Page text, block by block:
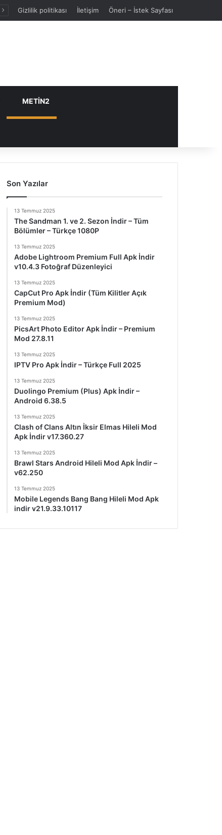
Gizlilik politikası İletişim Öneri – İstek Sayfası
METİN2
Son Yazılar
13 Temmuz 2025
The Sandman 1. ve 2. Sezon İndir – Tüm
Bölümler – Türkçe 1080P
13 Temmuz 2025
Adobe Lightroom Premium Full Apk İndir
v10.4.3 Fotoğraf Düzenleyici
13 Temmuz 2025
CapCut Pro Apk İndir (Tüm Kilitler Açık
Premium Mod)
13 Temmuz 2025
PicsArt Photo Editor Apk İndir – Premium
Mod 27.8.11
13 Temmuz 2025
IPTV Pro Apk İndir – Türkçe Full 2025
13 Temmuz 2025
Duolingo Premium (Plus) Apk İndir –
Android 6.38.5
13 Temmuz 2025
Clash of Clans Altın İksir Elmas Hileli Mod
Apk İndir v17.360.27
13 Temmuz 2025
Brawl Stars Android Hileli Mod Apk İndir –
v62.250
13 Temmuz 2025
Mobile Legends Bang Bang Hileli Mod Apk
indir v21.9.33.10117